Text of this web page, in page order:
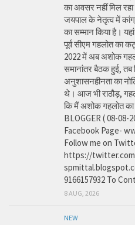
का अवसर नहीं मिल
जयपाल के नेतृत्व में
का सम्मान किया है।
पूर्व सीएम गहलोत का
2022 में अब अशोक
समानांतर बैठक हुई, तब
अनुशासनहीनता का
थे। आज भी राठौड़,
कि मैं अशोक गहलोत
BLOGGER ( 08-
Facebook Page-
Follow me on
https://
9166157932 To
8 AUG, 2026
NEW